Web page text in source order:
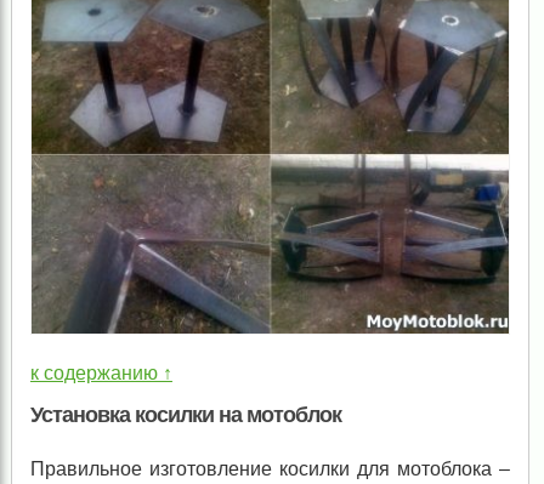
к содержанию ↑
Установка косилки на мотоблок
Правильное изготовление косилки для мотоблока –